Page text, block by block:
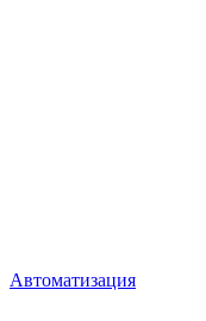
Автоматизация